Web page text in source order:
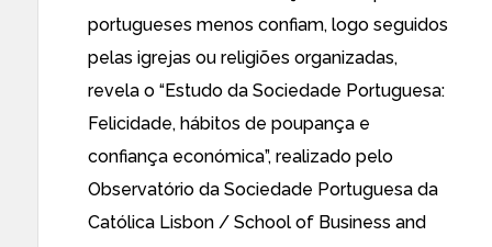
portugueses menos confiam, logo seguidos
pelas igrejas ou religiões organizadas,
revela o “Estudo da Sociedade Portuguesa:
Felicidade, hábitos de poupança e
confiança económica”, realizado pelo
Observatório da Sociedade Portuguesa da
Católica Lisbon / School of Business and